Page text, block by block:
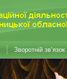
Зворотній зв’язок